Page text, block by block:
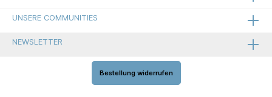
UNSERE COMMUNITIES
NEWSLETTER
Bestellung widerrufen